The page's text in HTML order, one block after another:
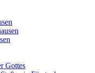
Gottes